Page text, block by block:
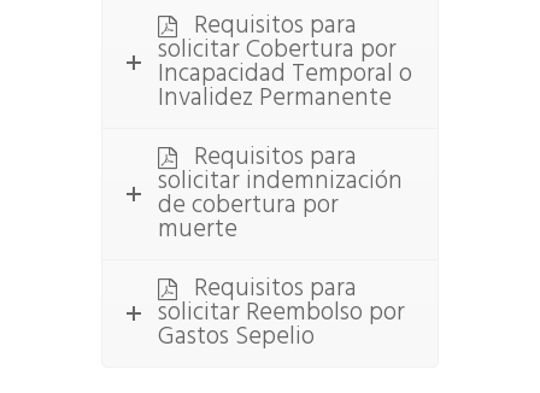
Requisitos para
solicitar Cobertura por
Incapacidad Temporal o
Invalidez Permanente
Requisitos para
solicitar indemnización
de cobertura por
muerte
Requisitos para
solicitar Reembolso por
Gastos Sepelio